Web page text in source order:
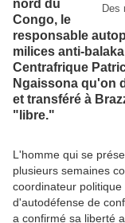
Des
nord du
Congo, le
responsable
milices anti-
Centrafrique
Ngaissona qu'on
et transféré à
"libre."
L'homme qui se
plusieurs semaines
coordinateur politique
d'autodéfense de
a confirmé sa liberté